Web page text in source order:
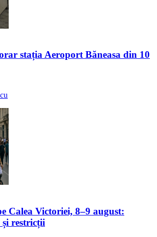
stația Aeroport Băneasa din 10
Calea Victoriei, 8–9 august:
restricții